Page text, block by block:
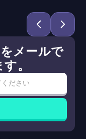
メールで
。